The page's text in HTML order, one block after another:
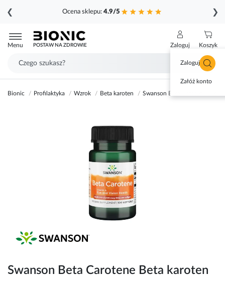
Ocena sklepu: 4.9/5
❮ ❯
do
treści
Menu POSTAW NA ZDROWIE Zaloguj
Zaloguj się
Załóż konto
Koszyk
Bionic Profilaktyka Wzrok Beta karoten Swanson Beta Carotene Beta
Swanson Beta Carotene Beta karoten